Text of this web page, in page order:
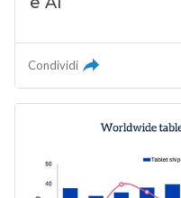
Condividi